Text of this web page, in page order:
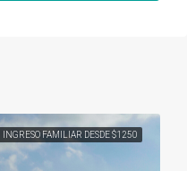
INGRESO FAMILIAR DESDE $1250